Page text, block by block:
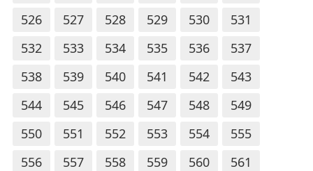
526
527 528 529 530
531
532
533 534 535 536
537
538
539 540 541 542
543
544
545 546 547 548
549
550
551 552 553 554
555
556
557 558 559 560
561